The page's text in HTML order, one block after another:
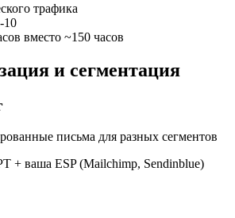
трафика
10
вместо ~150 часов
и сегментация
письма для разных сегментов
+ ваша ESP (Mailchimp, Sendinblue)